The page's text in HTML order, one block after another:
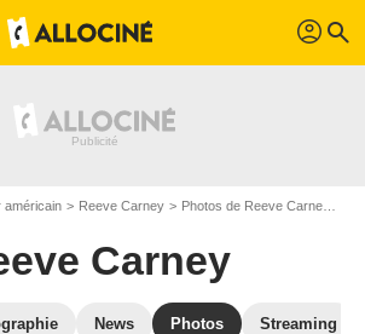
profil search
américain Reeve Carney Photos de Reeve Carney
Carney
News Photos Streaming